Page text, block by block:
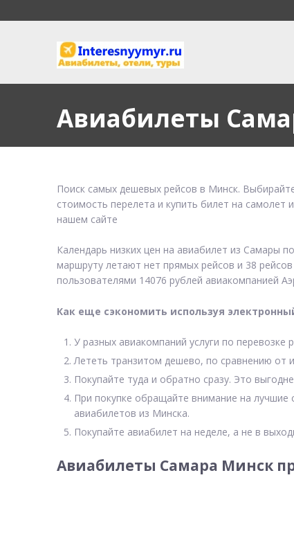
Авиабилеты
Поиск самых дешевых рейсов в Минск.
стоимость перелета и купить билет на
нашем сайте
Календарь низких цен на авиабилет из Самары
маршруту летают нет прямых рейсов и 38
пользователями 14076 рублей авиакомпанией
Как еще сэкономить используя
У разных авиакомпаний услуги по перевозке
Лететь транзитом дешево, по сравнению от
Покупайте туда и обратно сразу. Это
При покупке обращайте внимание на лучшие
авиабилетов из Минска.
Покупайте авиабилет на неделе, а не в
Авиабилеты Самара Минск